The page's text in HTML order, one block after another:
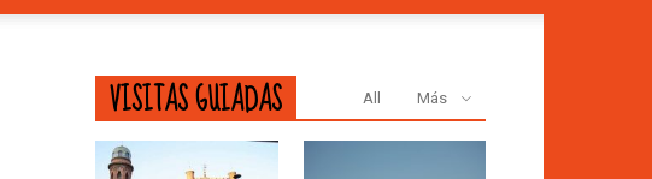
VISITAS GUIADAS All Más